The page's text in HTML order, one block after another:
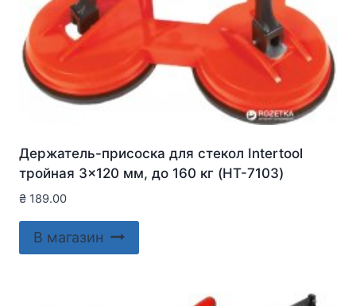
Держатель-присоска для стекол Intertool
тройная 3×120 мм, до 160 кг (HT-7103)
₴ 189.00
В магазин